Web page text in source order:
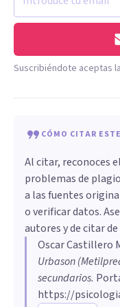
Suscribiéndote aceptas
CÓMO CITAR
Al citar, reconoces
problemas de
a las fuentes
o verificar datos.
autores y de citar
Oscar Castillero
Urbason
secundarios.
https://